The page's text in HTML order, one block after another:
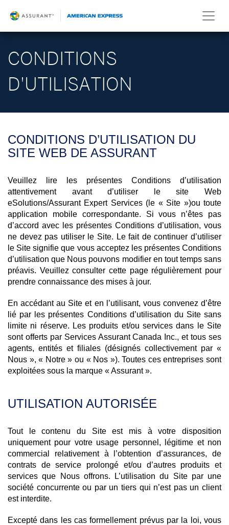
CONDITIONS
D'UTILISATION
CONDITIONS D’UTILISATION DU
SITE WEB DE ASSURANT
Veuillez lire les présentes Conditions d’utilisation
attentivement avant d’utiliser le site Web
eSolutions/Assurant Expert Services (le « Site »)ou toute
application mobile correspondante. Si vous n’êtes pas
d’accord avec les présentes Conditions d’utilisation, vous
ne devez pas utiliser le Site. Le fait de continuer d’utiliser
le Site signifie que vous acceptez les présentes Conditions
d’utilisation que Nous pouvons modifier en tout temps sans
préavis. Veuillez consulter cette page régulièrement pour
prendre connaissance des mises à jour.
En accédant au Site et en l’utilisant, vous convenez d’être
lié par les présentes Conditions d’utilisation du Site sans
limite ni réserve. Les produits et/ou services dans le Site
sont offerts par Services Assurant Canada Inc., et tous ses
agents, entités et filiales (désignés collectivement par «
Nous », « Notre » ou « Nos »). Toutes ces entreprises sont
exploitées sous la marque « Assurant ».
UTILISATION AUTORISÉE
Tout le contenu du Site est mis à votre disposition
uniquement pour votre usage personnel, légitime et non
commercial relativement à l’obtention d’assurances, de
contrats de service prolongé et/ou d’autres produits et
services que Nous offrons. L’utilisation du Site par une
société concurrente ou par un tiers qui n’est pas un client
est interdite.
Excepté dans les cas formellement prévus par la loi, vous